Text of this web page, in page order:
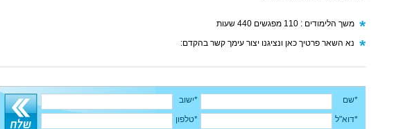
משך הלימודים : 110 מפגשים 440 שעות
נא השאר פרטיך כאן ונציגנו יצור עימך קשר בהקדם:
*שם
*ישוב
*דוא"ל
*טלפון